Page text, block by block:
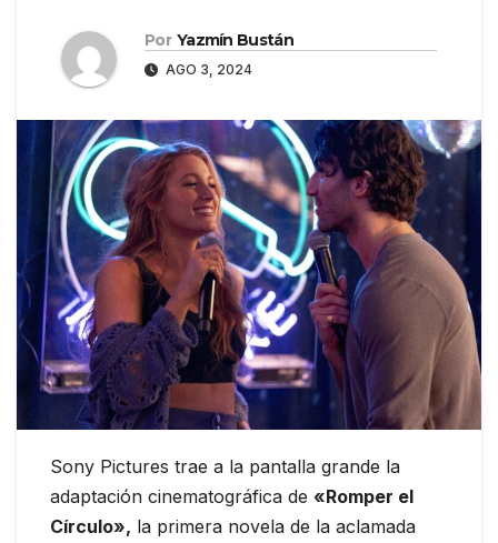
Por Yazmín Bustán
AGO 3, 2024
Sony Pictures trae a la pantalla grande la
adaptación cinematográfica de «Romper el
Círculo», la primera novela de la aclamada